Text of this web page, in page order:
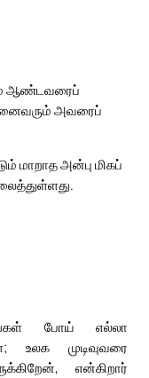
ஆண்டவரைப்
அவரைப்
மாறாத அன்பு மிகப்
போய் எல்லா
உலக முடிவுவரை
என்கிறார்